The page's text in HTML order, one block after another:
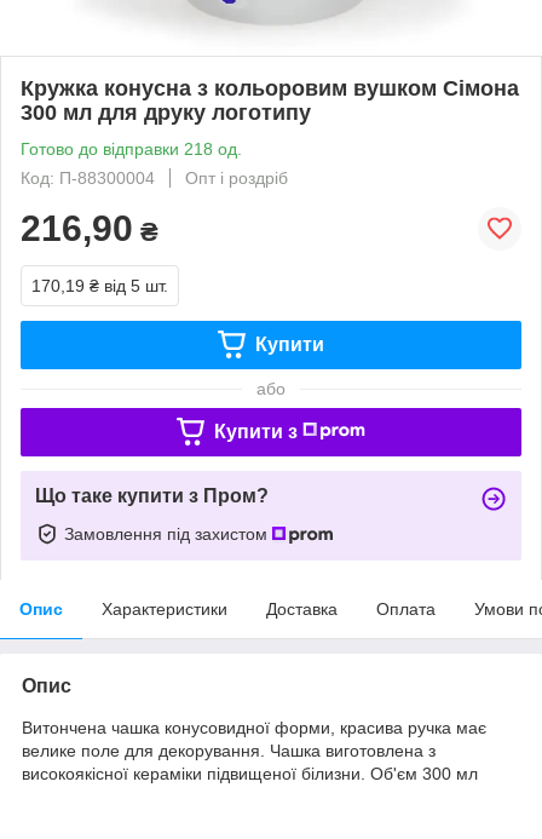
Кружка конусна з кольоровим вушком Сімона
300 мл для друку логотипу
Готово до відправки 218 од.
Код: П-88300004
Опт і роздріб
216,90 ₴
170,19 ₴ від 5 шт.
Купити
або
Купити з
Що таке купити з Пром?
Замовлення під захистом
Опис Характеристики Доставка Оплата Умови
Опис
Витончена чашка конусовидної форми, красива ручка має
велике поле для декорування. Чашка виготовлена з
високоякісної кераміки підвищеної білизни. Об'єм 300 мл